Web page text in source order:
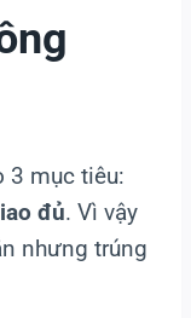
3 mục tiêu:
đủ. Vì vậy
nhưng trúng